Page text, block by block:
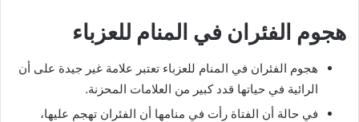
هجوم الفئران في المنام للعزباء
هجوم الفئران في المنام للعزباء تعتبر علامة غير جيدة على أن
الرائية في حياتها قدد كبير من العلامات المحزنة.
في حالة أن الفتاة رأت في منامها أن الفئران تهجم عليها،